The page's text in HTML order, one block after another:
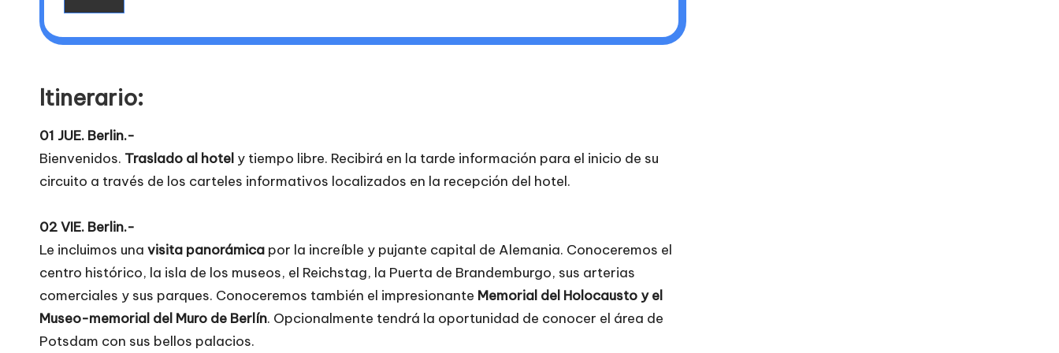
Itinerario:
01 JUE. Berlin.-
Bienvenidos. Traslado al hotel y tiempo libre. Recibirá en la tarde información para el inicio de su
circuito a través de los carteles informativos localizados en la recepción del hotel.
02 VIE. Berlin.-
Le incluimos una visita panorámica por la increíble y pujante capital de Alemania. Conoceremos el
centro histórico, la isla de los museos, el Reichstag, la Puerta de Brandemburgo, sus arterias
comerciales y sus parques. Conoceremos también el impresionante Memorial del Holocausto y el
Museo-memorial del Muro de Berlín. Opcionalmente tendrá la oportunidad de conocer el área de
Potsdam con sus bellos palacios.